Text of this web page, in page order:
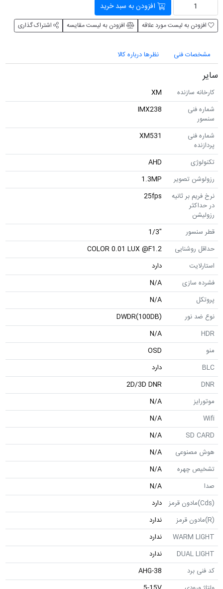
افزودن به سبد خرید
به لیست مورد علاقه افزودن به لیست مقایسه اشتراک گذاری
فنی نظرها درباره کالا
XM
IMX238
XM531
تصویر
1.3MP
بر ثانیه
25fps
"1/3
COLOR 0.01 LUX @F1.2
N/A
DWDR(100DB)
2D/3D DNR
N/A
N/A
چهره
N/A
دارد
ندارد
WARM
ندارد
ندارد
AHG-38